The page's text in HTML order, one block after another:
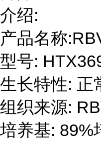
介绍:
产品名称
型号:
生长特性: 正
组织来源:
培养基: 89%